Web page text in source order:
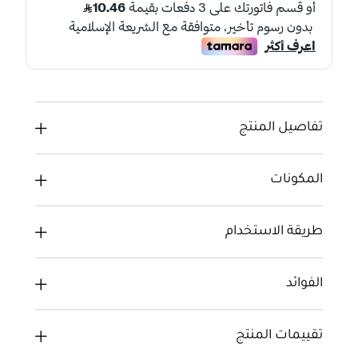
تفاصيل المنتج
المكونات
طريقة الاستخدام
الفوائد
تقييمات المنتج